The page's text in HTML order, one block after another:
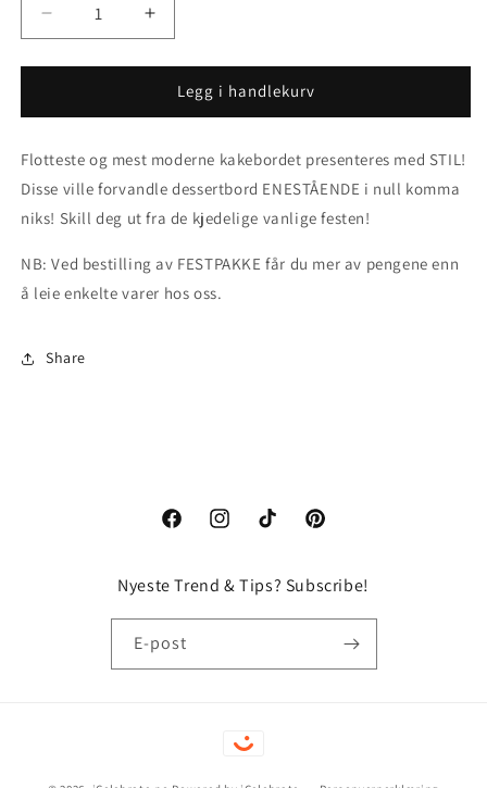
antallet
for
til
Øk
antallet
for
KAKEBORD
til
Legg i handlekurv
Flotteste og mest moderne kakebordet presenteres med STIL!
Disse ville forvandle dessertbord ENESTÅENDE i null komma
niks! Skill deg ut fra de kjedelige vanlige festen!
NB: Ved bestilling av FESTPAKKE får du mer av pengene enn
å leie enkelte varer hos oss.
Share
FacebookInstagramTikTok Pinterest
Nyeste Trend & Tips? Subscribe!
E-post
Betalingsmåter